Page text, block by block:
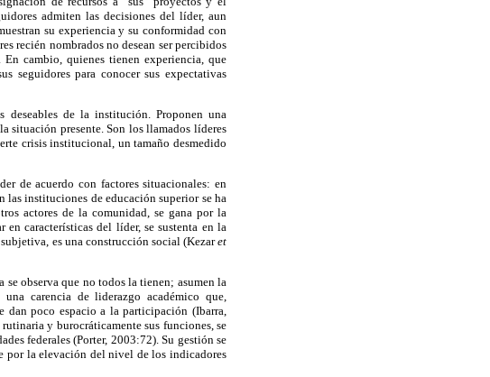
admiten las decisiones del líder, aun
su experiencia y su conformidad con
recién nombrados no desean ser percibidos
cambio, quienes tienen experiencia, que
seguidores para conocer sus expectativas
de la institución. Proponen una
situación presente. Son los llamados líderes
crisis institucional, un tamaño desmedido
de acuerdo con factores situacionales: en
las instituciones de educación superior se ha
actores de la comunidad, se gana por la
características del líder, se sustenta en la
es una construcción social (Kezaret
observa que no todos la tienen; asumen la
carencia de liderazgo académico que,
dan poco espacio a la participación (Ibarra,
y burocráticamente sus funciones, se
federales (Porter, 2003:72). Su gestión se
por la elevación del nivel de los indicadores